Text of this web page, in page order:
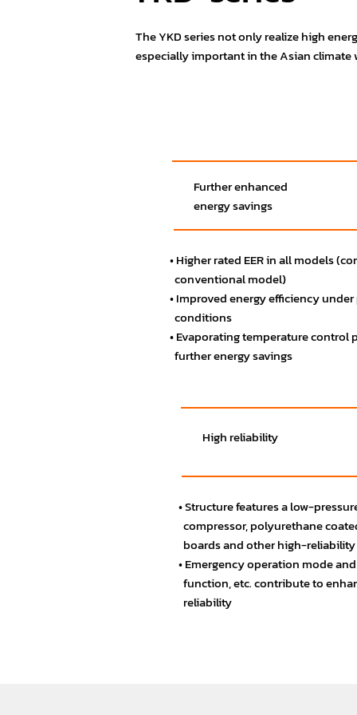
The YKD series not only realize high
especially important in the Asian
Further enhanced
energy savings
• Higher rated EER in all models
conventional model)
• Improved energy efficiency
conditions
• Evaporating temperature control
further energy savings
High reliability
• Structure features a low-
compressor, polyurethane
boards and other high-
• Emergency operation mode
function, etc. contribute to
reliability